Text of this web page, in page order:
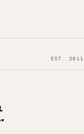
EST. 2011